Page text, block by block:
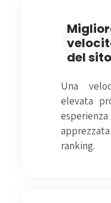
del sito
Una
elevata
ranking.